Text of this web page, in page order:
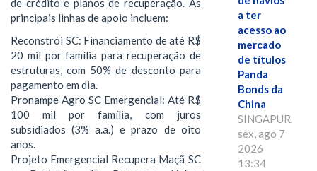
de crédito e planos de recuperação. As
principais linhas de apoio incluem:
Reconstrói SC: Financiamento de até R$
20 mil por família para recuperação de
estruturas, com 50% de desconto para
pagamento em dia.
Pronampe Agro SC Emergencial: Até R$
100 mil por família, com juros
subsidiados (3% a.a.) e prazo de oito
anos.
Projeto Emergencial Recupera Maçã SC
a ter
acesso ao
mercado
de títulos
Panda
Bonds da
China
SINGAPURA,
sex, ago 7
2026
13:34